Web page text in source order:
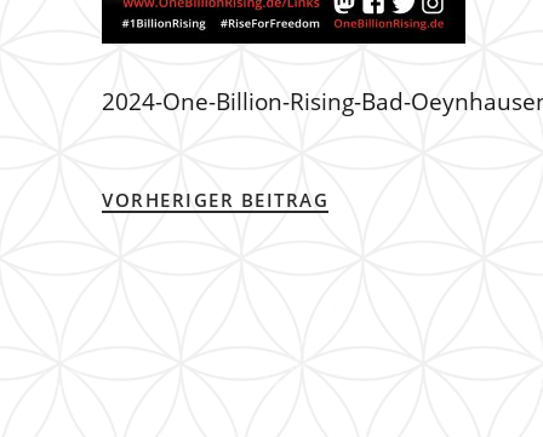
2024-One-Billion-Rising-Bad-
VORHERIGER BEITRAG